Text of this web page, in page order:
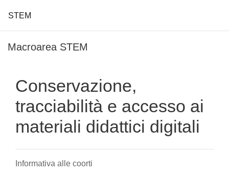
STEM
Macroarea STEM
Conservazione,
tracciabilità e accesso ai
materiali didattici digitali
Informativa alle coorti